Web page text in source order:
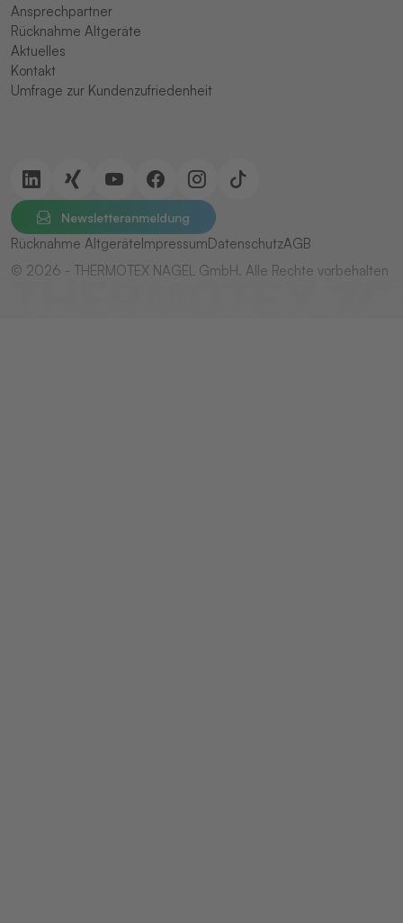
Ansprechpartner
Rücknahme Altgeräte
Aktuelles
Kontakt
Umfrage zur Kundenzufriedenheit
Newsletteranmeldung
Rücknahme Altgeräte ImpressumDatenschutzAGB
© 2026 - THERMOTEX NAGEL GmbH. Alle Rechte vorbehalten